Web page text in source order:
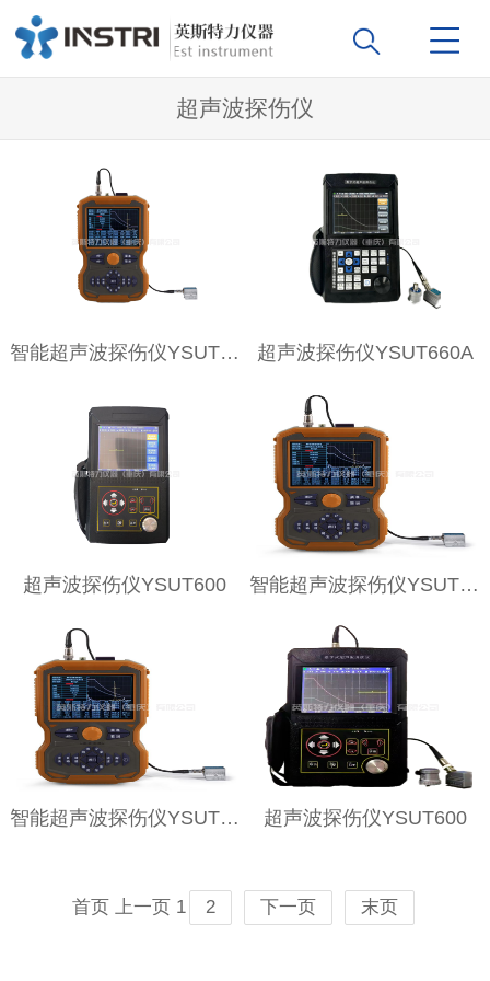
超声波探伤仪
智能超声波探伤仪YSUT800TOFD 超声波探伤仪YSUT660A
超声波探伤仪YSUT600 智能超声波探伤仪YSUT800S
智能超声波探伤仪YSUT800A 超声波探伤仪YSUT600
首页 上一页 1 2 下一页 末页